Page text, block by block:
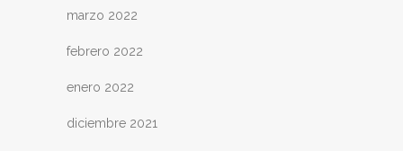
marzo 2022
febrero 2022
enero 2022
diciembre 2021